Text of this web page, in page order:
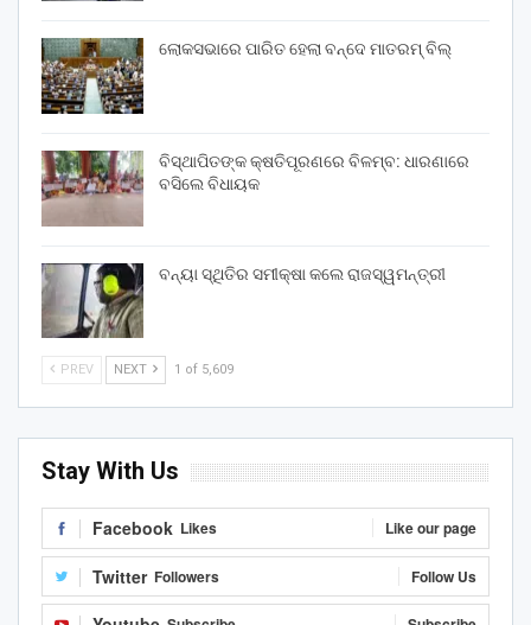
ଲୋକସଭାରେ ପାରିତ ହେଲା ବନ୍ଦେ ମାତରମ୍‌ ବିଲ୍‌
ବିସ୍ଥାପିତଙ୍କ କ୍ଷତିପୂରଣରେ ବିଳମ୍ବ: ଧାରଣାରେ
ବସିଲେ ବିଧାୟକ
ବନ୍ୟା ସ୍ଥିତିର ସମୀକ୍ଷା କଲେ ରାଜସ୍ୱମନ୍ତ୍ରୀ
PREV NEXT 1 of 5,609
Stay With Us
Facebook Likes Like our page
Twitter Followers Follow Us